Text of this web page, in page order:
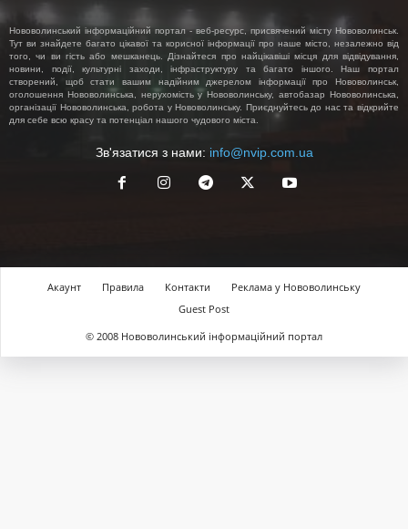
Нововолинський інформаційний портал - веб-ресурс, присвячений місту Нововолинськ.
Тут ви знайдете багато цікавої та корисної інформації про наше місто, незалежно від
того, чи ви гість або мешканець. Дізнайтеся про найцікавіші місця для відвідування,
новини, події, культурні заходи, інфраструктуру та багато іншого. Наш портал
створений, щоб стати вашим надійним джерелом інформації про Нововолинськ,
оголошення Нововолинська, нерухомість у Нововолинську, автобазар Нововолинська,
організації Нововолинська, робота у Нововолинську. Приєднуйтесь до нас та відкрийте
для себе всю красу та потенціал нашого чудового міста.
Зв'язатися з нами: info@nvip.com.ua
Акаунт Правила Контакти
Реклама у Нововолинську
Guest Post
© 2008 Нововолинський інформаційний портал